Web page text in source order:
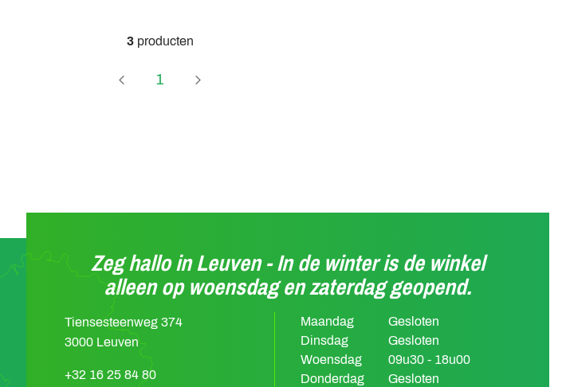
Page
1
3 producten
Zeg hallo in Leuven - In de winter is de winkel
alleen op woensdag en zaterdag geopend.
Tiensesteenweg 374
3000 Leuven
+32 16 25 84 80
Maandag
Gesloten
Dinsdag
Gesloten
Woensdag
09u30 - 18u00
Donderdag
Gesloten